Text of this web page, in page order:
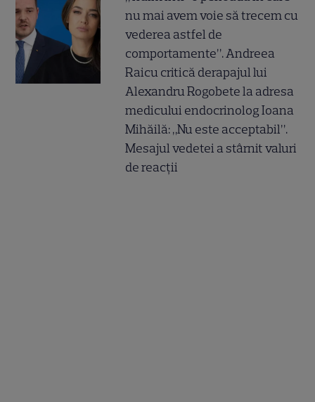
nu mai avem voie să trecem cu
vederea astfel de
comportamente”. Andreea
Raicu critică derapajul lui
Alexandru Rogobete la adresa
medicului endocrinolog Ioana
Mihăilă: „Nu este acceptabil”.
Mesajul vedetei a stârnit valuri
de reacții